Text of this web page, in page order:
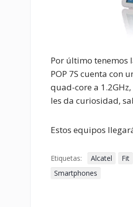
Por último tenemos
POP 7S cuenta con
quad-core a
les da curiosidad,
Estos equipos
Etiquetas: Alcatel Fit
Smartphones